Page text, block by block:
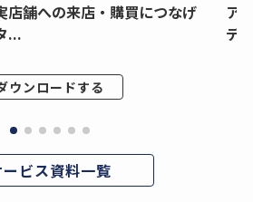
店舗への来店・購買につなげ
...
ウンロードする
ア
デ
ービス資料一覧